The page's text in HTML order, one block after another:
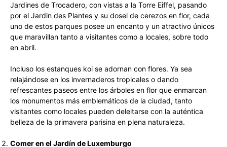
Jardines de Trocadero, con vistas a la Torre Eiffel, pasando
por el Jardin des Plantes y su dosel de cerezos en flor, cada
uno de estos parques posee un encanto y un atractivo únicos
que maravillan tanto a visitantes como a locales, sobre todo
en abril.
Incluso los estanques koi se adornan con flores. Ya sea
relajándose en los invernaderos tropicales o dando
refrescantes paseos entre los árboles en flor que enmarcan
los monumentos más emblemáticos de la ciudad, tanto
visitantes como locales pueden deleitarse con la auténtica
belleza de la primavera parisina en plena naturaleza.
Comer en el Jardín de Luxemburgo